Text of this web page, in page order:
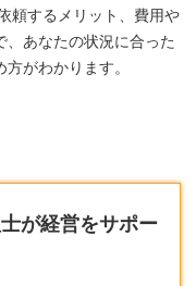
頼するメリット、費用や
あなたの状況に合った
がわかります。
が経営をサポー